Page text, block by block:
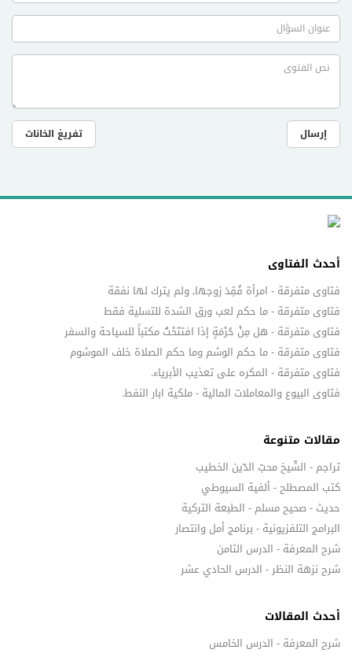
إرسال تفريغ الخانات
أحدث الفتاوى
فتاوى متفرقة - امرأة فُقِدَ زوجها, ولم يترك لها نفقة
فتاوى متفرقة - ما حكم لعب ورق الشدة للتسلية فقط
فتاوى متفرقة - هل مِنْ حُرْمَةٍ إذا افتتَحْتُ مكتباً للسياحة والسفر
فتاوى متفرقة - ما حكم الوشم وما حكم الصلاة خلف الموشوم
فتاوى متفرقة - المكره على تعذيب الأبرياء.
فتاوى البيوع والمعاملات المالية - ملكية ابار النفط.
مقالات متنوعة
تراجم - الشّيخ محبّ الدّين الخطيب
كتب المصطلح - ألفية السيوطي
حديث - صحيح مسلم - الطبعة التركية
البرامج التلفزيونية - برنامج أمل وانتصار
شرح المعرفة - الدرس الثامن
شرح نزهة النظر - الدرس الحادي عشر
أحدث المقالات
شرح المعرفة - الدرس الخامس